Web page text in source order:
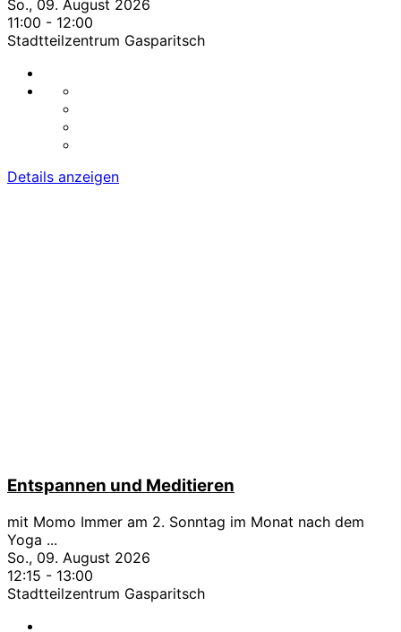
So., 09. August 2026
11:00 - 12:00
Stadtteilzentrum Gasparitsch
Details anzeigen
Entspannen und Meditieren
mit Momo Immer am 2. Sonntag im Monat nach dem
Yoga ...
So., 09. August 2026
12:15 - 13:00
Stadtteilzentrum Gasparitsch